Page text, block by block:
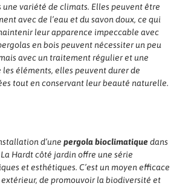
une variété de climats. Elles peuvent être
avec de l’eau et du savon doux, ce qui
leur apparence impeccable avec
en bois peuvent nécessiter un peu
avec un traitement régulier et une
éléments, elles peuvent durer de
tout en conservant leur beauté naturelle.
d’unepergola bioclimatique dans
Hardt côté jardin offre une série
et esthétiques. C’est un moyen efficace
extérieur, de promouvoir la biodiversité et